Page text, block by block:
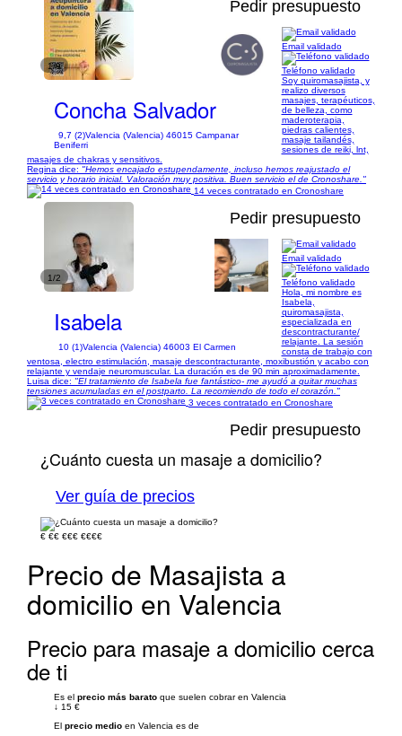
1/9
Pedir presupuesto
Concha Salvador
9,7 (2)Valencia (Valencia) 46015 Campanar
Beniferri
Email validado
Teléfono validado
Soy quiromasajista, y
realizo diversos
masajes, terapéuticos,
de belleza, como
maderoterapia,
piedras calientes,
masaje tailandés,
sesiones de reiki, lnt,
masajes de chakras y sensitivos.
Regina dice: "Hemos encajado estupendamente, incluso hemos reajustado el
servicio y horario inicial. Valoración muy positiva. Buen servicio el de Cronoshare."
14 veces contratado en Cronoshare
1/2
Pedir presupuesto
Isabela
10 (1)Valencia (Valencia) 46003 El Carmen
Email validado
Teléfono validado
Hola, mi nombre es
Isabela,
quiromasajista,
especializada en
descontracturante/
relajante. La sesión
consta de trabajo con
ventosa, electro estimulación, masaje descontracturante, moxibustión y acabo con
relajante y vendaje neuromuscular. La duración es de 90 min aproximadamente.
Luisa dice: "El tratamiento de Isabela fue fantástico- me ayudó a quitar muchas
tensiones acumuladas en el postparto. La recomiendo de todo el corazón."
3 veces contratado en Cronoshare
Pedir presupuesto
¿Cuánto cuesta un masaje a domicilio?
Ver guía de precios
€ €€ €€€ €€€€
Precio de Masajista a
domicilio en Valencia
Precio para masaje a domicilio cerca
de ti
Es el precio más barato que suelen cobrar en Valencia
↓ 15 €
El precio medio en Valencia es de